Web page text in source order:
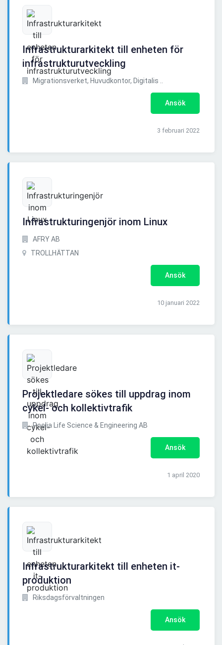
Infrastrukturarkitekt till enheten för
infrastrukturutveckling
Migrationsverket, Huvudkontor, Digitalis ..
Ansök
3 februari 2022
Infrastrukturingenjör inom Linux
AFRY AB
TROLLHÄTTAN
Ansök
10 januari 2022
Projektledare sökes till uppdrag inom
cykel- och kollektivtrafik
Poolia Life Science & Engineering AB
Ansök
1 april 2020
Infrastrukturarkitekt till enheten it-
produktion
Riksdagsförvaltningen
Ansök